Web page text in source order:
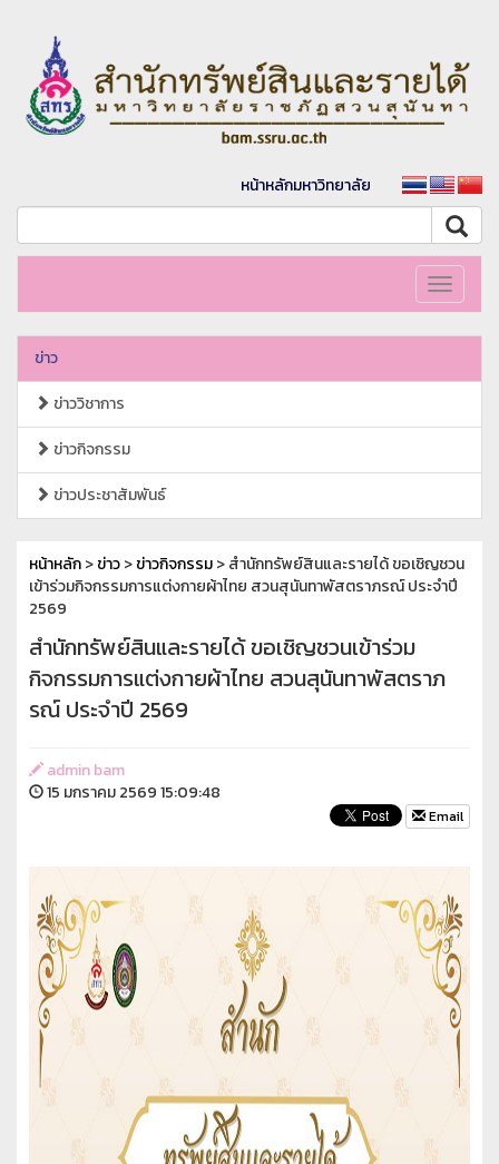
หน้าหลักมหาวิทยาลัย
Toggle
ข่าว
ข่าววิชาการ
ข่าวกิจกรรม
ข่าวประชาสัมพันธ์
หน้าหลัก>ข่าว>ข่าวกิจกรรม> สำนักทรัพย์สินและรายได้ ขอเชิญชวน
เข้าร่วมกิจกรรมการแต่งกายผ้าไทย สวนสุนันทาพัสตราภรณ์ ประจำปี
2569
สำนักทรัพย์สินและรายได้ ขอเชิญชวนเข้าร่วม
กิจกรรมการแต่งกายผ้าไทย สวนสุนันทาพัสตราภ
รณ์ ประจำปี 2569
admin bam
15 มกราคม 2569 15:09:48
Email